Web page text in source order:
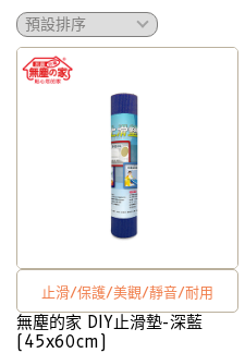
止滑/保護/美觀/靜音/耐用
無塵的家 DIY止滑墊-深藍
(45x60cm)